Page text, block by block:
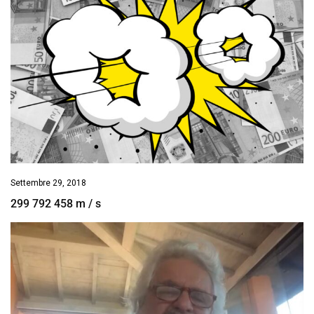
Settembre 29, 2018
299 792 458 m / s